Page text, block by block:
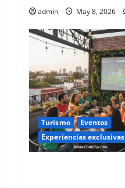
admin May 8, 2026
Turismo
Eventos
Experiencias exclusivas